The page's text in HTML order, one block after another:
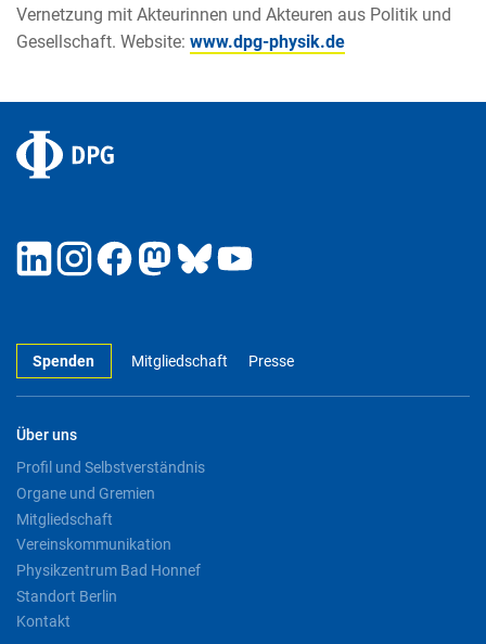
Vernetzung mit Akteurinnen und Akteuren aus Politik und
Gesellschaft. Website: www.dpg-physik.de
Spenden Mitgliedschaft Presse
Über uns
Profil und Selbstverständnis
Organe und Gremien
Mitgliedschaft
Vereinskommunikation
Physikzentrum Bad Honnef
Standort Berlin
Kontakt